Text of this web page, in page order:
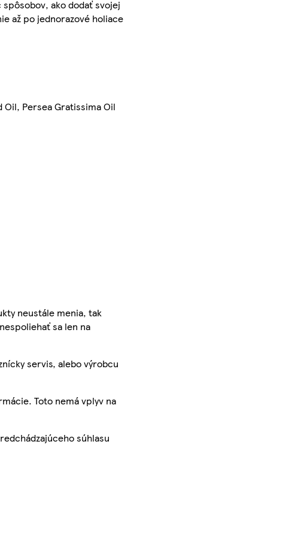
ako dodať svojej
až po jednorazové holiace
Oil, Persea Gratissima Oil
neustále menia, tak
sa len na
servis, alebo výrobcu
Toto nemá vplyv na
súhlasu